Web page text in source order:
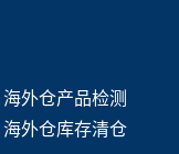
海外仓产品检测
海外仓库存清仓